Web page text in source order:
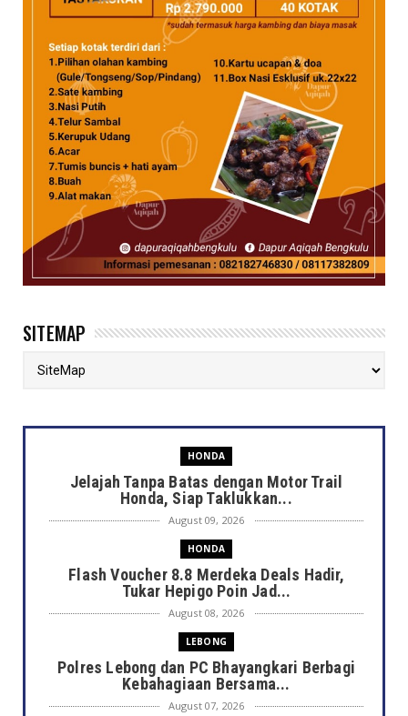
SITEMAP
HONDA
Jelajah Tanpa Batas dengan Motor Trail
Honda, Siap Taklukkan...
August 09, 2026
HONDA
Flash Voucher 8.8 Merdeka Deals Hadir,
Tukar Hepigo Poin Jad...
August 08, 2026
LEBONG
Polres Lebong dan PC Bhayangkari Berbagi
Kebahagiaan Bersama...
August 07, 2026